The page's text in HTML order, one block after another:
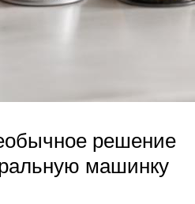
решение
машинку